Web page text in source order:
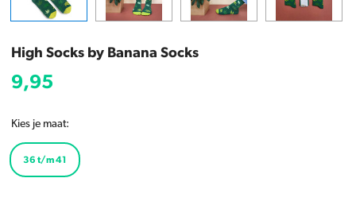
High Socks by Banana Socks
9,95
Kies je maat:
36 t/m 41